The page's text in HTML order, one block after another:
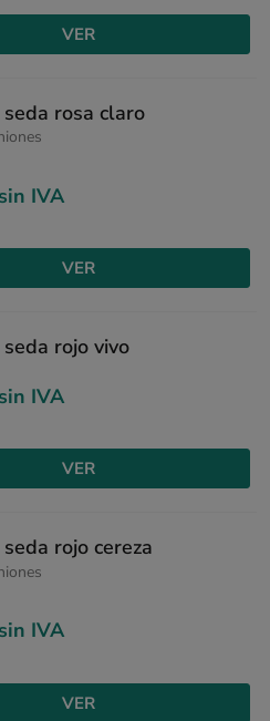
VER
rosa claro
sin IVA
VER
rojo vivo
sin IVA
VER
rojo cereza
sin IVA
VER